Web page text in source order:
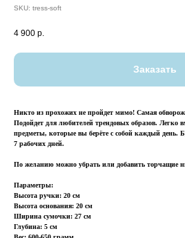
SKU: tress-soft
4 900 р.
Заказать
Никто из прохожих не пройдет мимо! Самая
Подойдет для любителей трендовых образов. Легко
предметы, которые вы берёте с собой каждый день.
7 рабочих дней.
По желанию можно убрать или добавить торчащие
Параметры:
Высота ручки: 20 см
Высота основания: 20 см
Ширина сумочки: 27 см
Глубина: 5 см